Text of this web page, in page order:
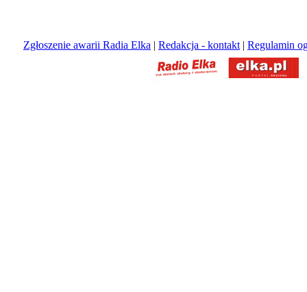
Zgłoszenie awarii Radia Elka | Redakcja - kontakt | Regulamin